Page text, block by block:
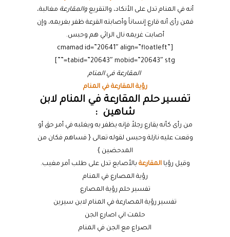
أنه في المنام تدل على الأنكاد، والتقريعوالمقارعة مغالبة،
فمن رأى أنه قارع إنساناً وأصابته القرعة ظفر بغريمه، وإن
أصابت غريمه نال الرائي هم وحبس.
[cmamad id=”20641″ align=”floatleft”
tabid=”20643″ mobid=”20643″ stg=””]
المقارعة في المنام
رؤية المقارعة في المنام
تفسير حلم المقارعة في المنام لابن
شاهين :
من رأى كأنه يقارع رجلاً فإنه يظفر به ويغلبه في أمر حق أو
وقعت عليه نازلة وحبس لقوله تعالى { فساهم فكان من
المدحضين }
وقيل رؤياالمقارعة بالأصابع تدل على طلب أمر مغيب.
رؤية المصارع في المنام
تفسير حلم رؤية المصارع
تفسير رؤية المصارعة في المنام لابن سيرين
حلمت اني اصارع الجن
الصراع مع الجن في المنام